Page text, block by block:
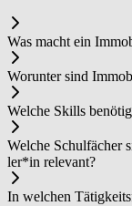
Was macht ein
Worunter sind
Welche Skills
Welche Schulfächer
ler*in relevant?
In welchen